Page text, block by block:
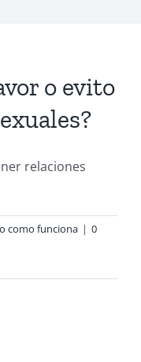
o evito
relaciones
como funciona | 0